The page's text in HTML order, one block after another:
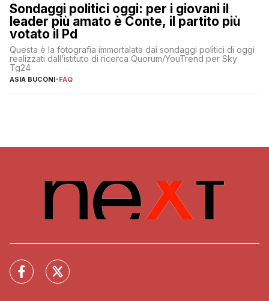
Sondaggi politici oggi: per i giovani il
leader più amato è Conte, il partito più
votato il Pd
Questa è la fotografia immortalata dai sondaggi politici di oggi
realizzati dall’istituto di ricerca Quorum/YouTrend per Sky
Tg24
ASIA BUCONI-FAQ